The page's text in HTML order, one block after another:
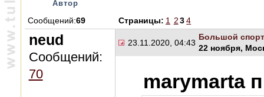
Автор
Сообщений:69 Страницы: 1 2 34
neud
Сообщений:
70
23.11.2020, 04:43
Большой
22 ноября,
marymarta